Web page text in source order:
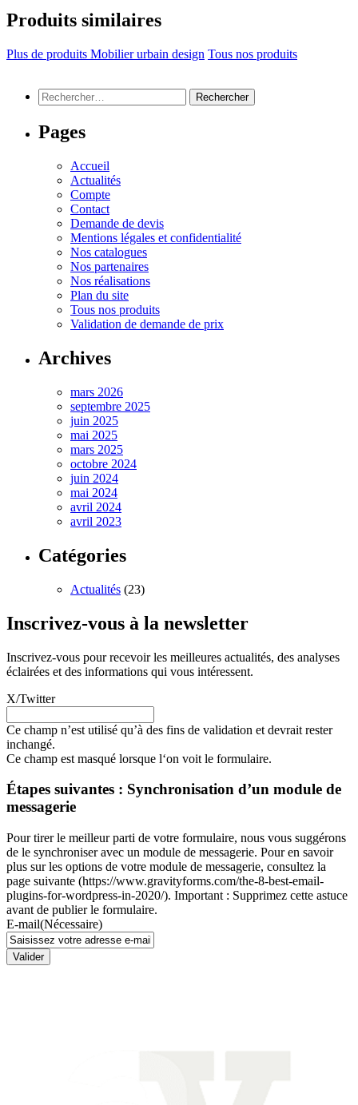
Produits similaires
Plus de produits Mobilier urbain design Tous nos produits
Rechercher :
Pages
Accueil
Actualités
Compte
Contact
Demande de devis
Mentions légales et confidentialité
Nos catalogues
Nos partenaires
Nos réalisations
Plan du site
Tous nos produits
Validation de demande de prix
Archives
mars 2026
septembre 2025
juin 2025
mai 2025
mars 2025
octobre 2024
juin 2024
mai 2024
avril 2024
avril 2023
Catégories
Actualités (23)
Inscrivez-vous à la newsletter
Inscrivez-vous pour recevoir les meilleures actualités, des analyses
éclairées et des informations qui vous intéressent.
X/Twitter
Ce champ n’est utilisé qu’à des fins de validation et devrait rester
inchangé.
Ce champ est masqué lorsque l‘on voit le formulaire.
Étapes suivantes : Synchronisation d’un module de
messagerie
Pour tirer le meilleur parti de votre formulaire, nous vous suggérons
de le synchroniser avec un module de messagerie. Pour en savoir
plus sur les options de votre module de messagerie, consultez la
page suivante (https://www.gravityforms.com/the-8-best-email-
plugins-for-wordpress-in-2020/). Important : Supprimez cette astuce
avant de publier le formulaire.
E-mail(Nécessaire)
Valider